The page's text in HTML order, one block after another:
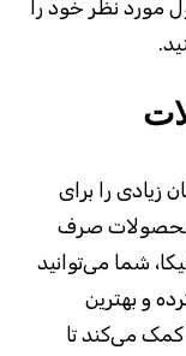
مورد نظر خود را
را برای
صرف
شما می‌توانید
و بهترین
کمک می‌کند تا